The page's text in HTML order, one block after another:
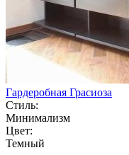
Гардеробная Грасиоза
Стиль:
Минимализм
Цвет:
Темный